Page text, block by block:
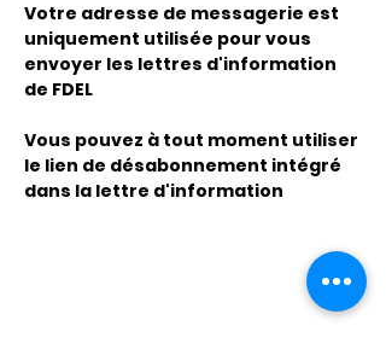
Votre adresse de messagerie est
uniquement utilisée pour vous
envoyer les lettres d'information
de FDEL
Vous pouvez à tout moment utiliser
le lien de désabonnement intégré
dans la lettre d'information